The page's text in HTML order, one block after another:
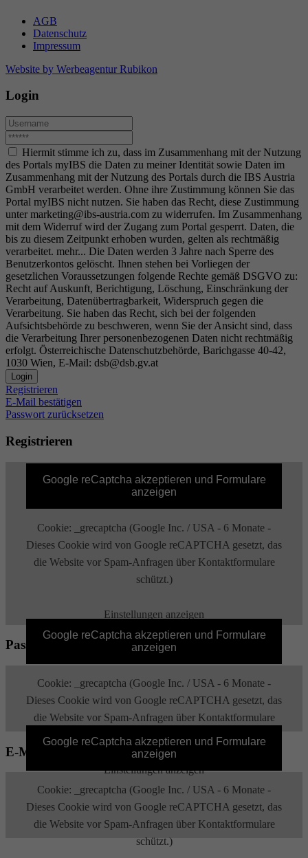
AGB
Datenschutz
Impressum
Website by Werbeagentur Rubikon
Login
Hiermit stimme ich zu, dass im Zusammenhang mit der Nutzung
des Portals myIBS die Daten zu meiner Identität sowie Daten im
Zusammenhang mit der Nutzung des Portals durch die IBS Austria
GmbH verarbeitet werden. Ohne ihre Zustimmung können Sie das
Portal myIBS nicht nutzen. Sie haben das Recht, diese Zustimmung
unter marketing@ibs-austria.com zu widerrufen. Im Zusammenhang
mit dem Widerruf wird der Zugang zum Portal gesperrt. Daten, die
bis zu diesem Zeitpunkt erhoben wurden, gelten als rechtmäßig
verarbeitet. mehr... Die Daten werden 3 Jahre nach Sperre des
Benutzerkontos gelöscht. Ihnen stehen bei Vorliegen der
gesetzlichen Voraussetzungen folgende Rechte gemäß DSGVO zu:
Recht auf Auskunft, Berichtigung, Löschung, Einschränkung der
Verarbeitung, Datenübertragbarkeit, Widerspruch gegen die
Verarbeitung. Sie haben das Recht, sich bei der folgenden
Aufsichtsbehörde zu beschweren, wenn Sie der Ansicht sind, dass
die Verarbeitung Ihrer personenbezogenen Daten nicht rechtmäßig
erfolgt. Österreichische Datenschutzbehörde, Barichgasse 40-42,
1030 Wien, E-Mail: dsb@dsb.gv.at
Login
Registrieren
E-Mail bestätigen
Passwort zurücksetzen
Registrieren
Google reCaptcha akzeptieren und Formulare
anzeigen
Cookie: _grecaptcha (Google Inc. / USA - 6 Monate -
Dieses Cookie wird von Google reCAPTCHA gesetzt, das
die Website vor Spam-Anfragen über Kontaktformulare
schützt.)
Einstellungen anzeigen
Passwort zurücksetzen
Google reCaptcha akzeptieren und Formulare
anzeigen
Cookie: _grecaptcha (Google Inc. / USA - 6 Monate -
Dieses Cookie wird von Google reCAPTCHA gesetzt, das
die Website vor Spam-Anfragen über Kontaktformulare
schützt.)
Einstellungen anzeigen
E-Mail bestätigen
Google reCaptcha akzeptieren und Formulare
anzeigen
Cookie: _grecaptcha (Google Inc. / USA - 6 Monate -
Dieses Cookie wird von Google reCAPTCHA gesetzt, das
die Website vor Spam-Anfragen über Kontaktformulare
schützt.)